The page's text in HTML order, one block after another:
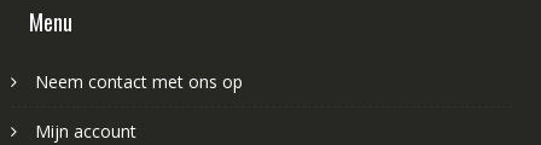
Menu
Neem contact met ons op
Mijn account